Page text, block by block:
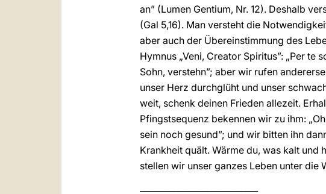
an” (Lumen Gentium, Nr. 12). Deshalb
(Gal 5,16). Man versteht die
aber auch der Übereinstimmung des
Hymnus „Veni, Creator Spiritus”: „Per te
Sohn, verstehn”; aber wir rufen
unser Herz durchglüht und unser
weit, schenk deinen Frieden allezeit.
Pfingstsequenz bekennen wir zu ihm:
sein noch gesund”; und wir bitten ihn
Krankheit quält. Wärme du, was kalt und
stellen wir unser ganzes Leben unter die